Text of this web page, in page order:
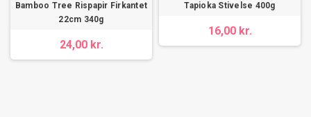
Bamboo Tree Rispapir Firkantet
22cm 340g
24,00 kr.
Tapioka Stivelse 400g
16,00 kr.